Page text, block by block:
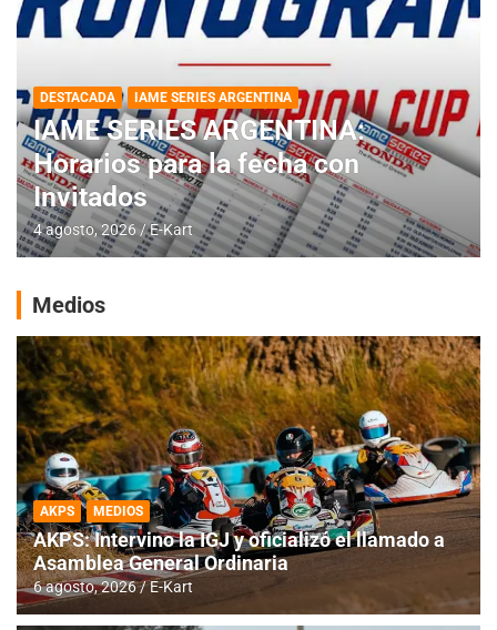
DESTACADA IAME SERIES ARGENTINA
IAME SERIES ARGENTINA:
Horarios para la fecha con
Invitados
4 agosto, 2026 E-Kart
Medios
AKPS MEDIOS
AKPS: Intervino la IGJ y oficializó el llamado a
Asamblea General Ordinaria
6 agosto, 2026 E-Kart